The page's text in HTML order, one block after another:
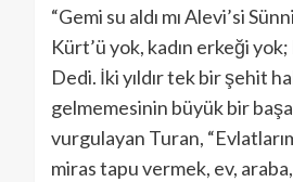
“Gemi su aldı mı Alevi’si
Kürt’ü yok, kadın erkeği
Dedi. İki yıldır tek bir şehit
gelmemesinin büyük bir
vurgulayan Turan,
miras tapu vermek, ev,